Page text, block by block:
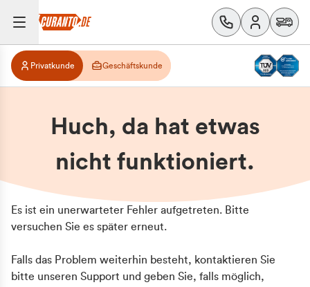
Privatkunde Geschäftskunde
Huch, da hat etwas
nicht funktioniert.
Es ist ein unerwarteter Fehler aufgetreten. Bitte
versuchen Sie es später erneut.
Falls das Problem weiterhin besteht, kontaktieren Sie
bitte unseren Support und geben Sie, falls möglich,